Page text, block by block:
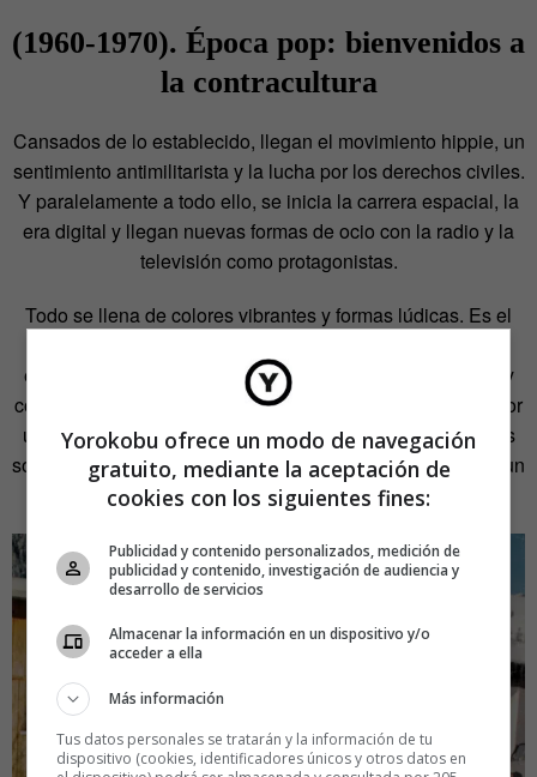
(1960-1970). Época pop: bienvenidos a
la contracultura
Cansados de lo establecido, llegan el movimiento hippie, un
sentimiento antimilitarista y la lucha por los derechos civiles.
Y paralelamente a todo ello, se inicia la carrera espacial, la
era digital y llegan nuevas formas de ocio con la radio y la
televisión como protagonistas.
Todo se llena de colores vibrantes y formas lúdicas. Es el
experimentación, con formas futuristas y aerodinámicas, y
con un diseño gráfico con fuerte identidad que apostaba por
un
brandingmoderno. Todos aquellos cambios de valores
sociales y los avances tecnológicos tuvieron su reflejo en un
diseño inconformista y vibrante.
Yorokobu ofrece un modo de navegación
gratuito, mediante la aceptación de
cookies con los siguientes fines:
Publicidad y contenido personalizados, medición de
publicidad y contenido, investigación de audiencia y
desarrollo de servicios
Almacenar la información en un dispositivo y/o
acceder a ella
Más información
Tus datos personales se tratarán y la información de tu
dispositivo (cookies, identificadores únicos y otros datos en